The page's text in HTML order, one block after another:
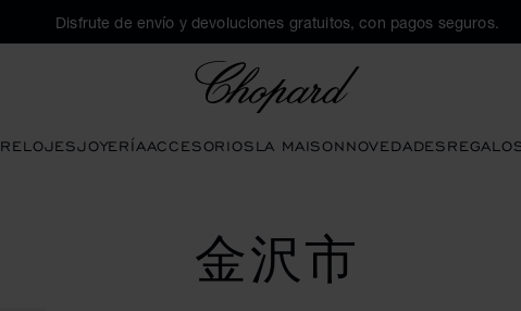
Disfrute de envío y devoluciones gratuitos, con pagos seguros.
RELOJESJOYERÍAACCESORIOSLA MAISONNOVEDADES
金沢市